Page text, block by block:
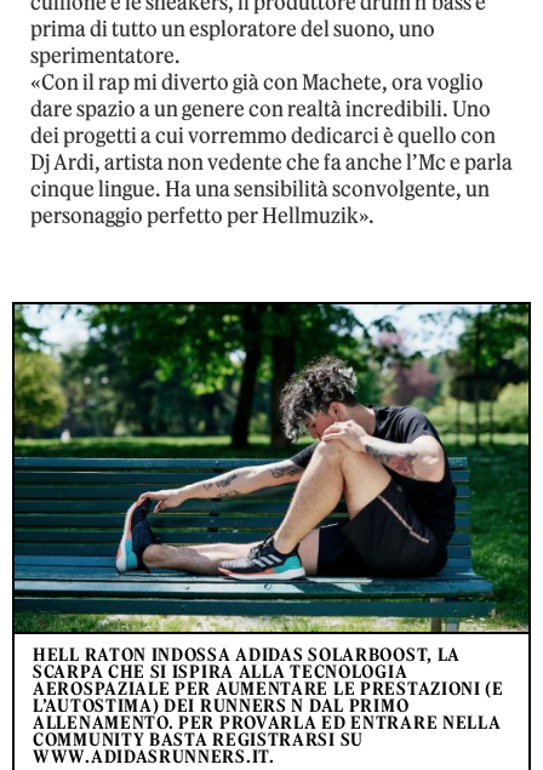
prima di tutto un esploratore del suono, uno
sperimentatore.
«Con il rap mi diverto già con Machete, ora voglio
dare spazio a un genere con realtà incredibili. Uno
dei progetti a cui vorremmo dedicarci è quello con
Dj Ardi, artista non vedente che fa anche l’Mc e parla
cinque lingue. Ha una sensibilità sconvolgente, un
personaggio perfetto per Hellmuzik».
HELL RATON INDOSSA ADIDAS SOLARBOOST, LA
SCARPA CHE SI ISPIRA ALLA TECNOLOGIA
AEROSPAZIALE PER AUMENTARE LE PRESTAZIONI (E
L’AUTOSTIMA) DEI RUNNERS N DAL PRIMO
ALLENAMENTO. PER PROVARLA ED ENTRARE NELLA
COMMUNITY BASTA REGISTRARSI SU
WWW.ADIDASRUNNERS.IT.